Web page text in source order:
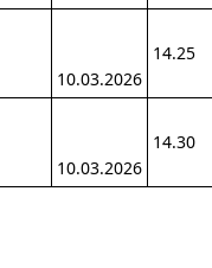
10.03.2026
14.25
10.03.2026
14.30